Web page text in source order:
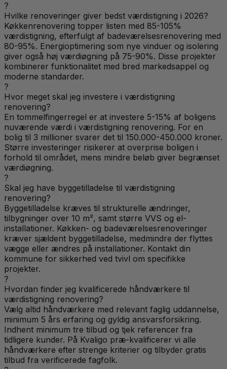
?
Hvilke renoveringer giver bedst værdistigning i 2026?
Køkkenrenovering topper listen med 85-105%
værdistigning, efterfulgt af badeværelsesrenovering med
80-95%. Energioptimering som nye vinduer og isolering
giver også høj værdiøgning på 75-90%. Disse projekter
kombinerer funktionalitet med bred markedsappel og
moderne standarder.
?
Hvor meget skal jeg investere i værdistigning
renovering?
En tommelfingerregel er at investere 5-15% af boligens
nuværende værdi i værdistigning renovering. For en
bolig til 3 millioner svarer det til 150.000-450.000 kroner.
Større investeringer risikerer at overprise boligen i
forhold til området, mens mindre beløb giver begrænset
værdiøgning.
?
Skal jeg have byggetilladelse til værdistigning
renovering?
Byggetilladelse kræves til strukturelle ændringer,
tilbygninger over 10 m², samt større VVS og el-
installationer. Køkken- og badeværelsesrenoveringer
kræver sjældent byggetilladelse, medmindre der flyttes
vægge eller ændres på installationer. Kontakt din
kommune for sikkerhed ved tvivl om specifikke
projekter.
?
Hvordan finder jeg kvalificerede håndværkere til
værdistigning renovering?
Vælg altid håndværkere med relevant faglig uddannelse,
minimum 5 års erfaring og gyldig ansvarsforsikring.
Indhent minimum tre tilbud og tjek referencer fra
tidligere kunder. På Kvaligo præ-kvalificerer vi alle
håndværkere efter strenge kriterier og tilbyder gratis
tilbud fra verificerede fagfolk.